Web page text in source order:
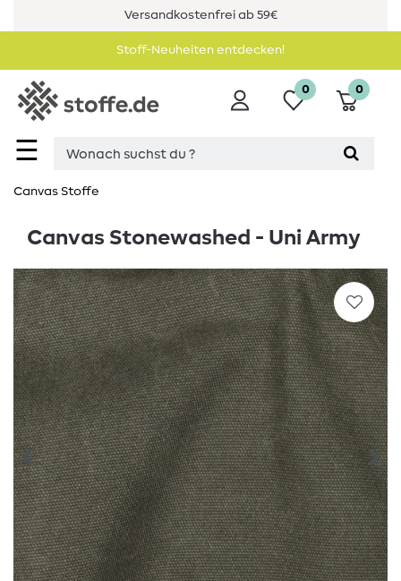
Versandkostenfrei ab 59€
Stoff-Neuheiten entdecken!
☰
0 0
Canvas Stoffe
Canvas Stonewashed - Uni Army